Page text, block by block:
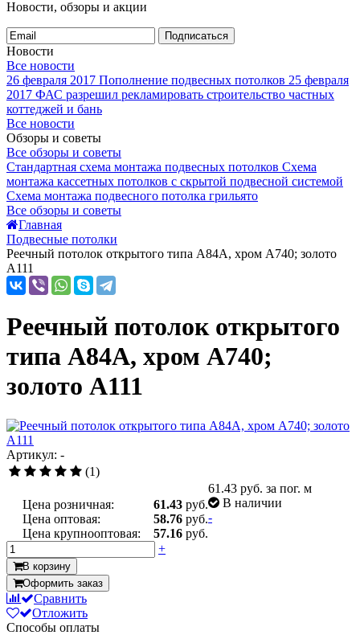
Новости, обзоры и акции
Подписаться
Новости
Все новости
26 февраля 2017 Пополнение подвесных потолков 25 февраля
2017 ФАС разрешил рекламировать строительство частных
коттеджей и бань
Все новости
Обзоры и советы
Все обзоры и советы
Стандартная схема монтажа подвесных потолков Схема
монтажа кассетных потолков с скрытой подвесной системой
Схема монтажа подвесного потолка грильято
Все обзоры и советы
Главная
Подвесные потолки
Реечный потолок открытого типа A84A, хром A740; золото
А111
Реечный потолок открытого
типа A84A, хром A740;
золото А111
Артикул: -
(1)
Цена розничная: 61.43 руб.
Цена оптовая:
58.76 руб.
Цена крупнооптовая:
57.16 руб.
61.43 руб. за пог. м
В наличии
-
+
В корзину
Оформить заказ
Сравнить
Отложить
Способы оплаты